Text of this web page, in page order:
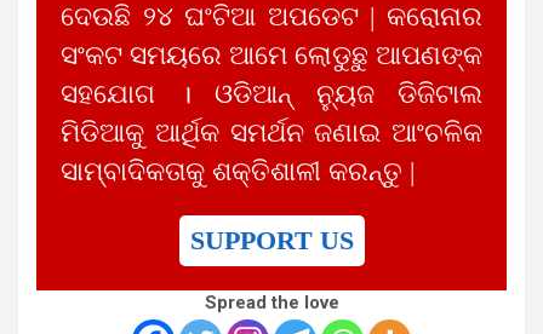
ଦେଉଛି ୨୪ ଘଂଟିଆ ଅପଡେଟ | କରୋନାର
ସଂକଟ ସମୟରେ ଆମେ ଲୋଡୁଛୁ ଆପଣଙ୍କ
ସହଯୋଗ । ଓଡିଆନ୍ ନ୍ୟୁଜ ଡିଜିଟାଲ
ମିଡିଆକୁ ଆର୍ଥିକ ସମର୍ଥନ ଜଣାଇ ଆଂଚଳିକ
ସାମ୍ବାଦିକତାକୁ ଶକ୍ତିଶାଳୀ କରନ୍ତୁ |
SUPPORT US
Spread the love